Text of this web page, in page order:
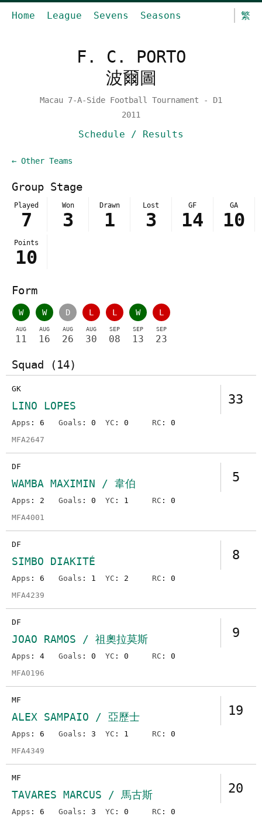
Home League Sevens Seasons 繁
F. C. PORTO
波爾圖
Macau 7-A-Side Football Tournament - D1
2011
Schedule / Results
← Other Teams
Group Stage
Played
7
Won
3
Drawn
1
Lost
3
GF
14
GA
10
Points
10
Form
W
AUG
11
W
AUG
16
D
AUG
26
L
AUG
30
L
SEP
08
W
SEP
13
L
SEP
23
Squad (14)
33
GK
LINO LOPES
Apps : 6 Goals : 0 YC : 0 RC : 0
MFA2647
5
DF
WAMBA MAXIMIN / 韋伯
Apps : 2 Goals : 0 YC : 1 RC : 0
MFA4001
8
DF
SIMBO DIAKITÉ
Apps : 6 Goals : 1 YC : 2 RC : 0
MFA4239
9
DF
JOAO RAMOS / 祖奧拉莫斯
Apps : 4 Goals : 0 YC : 0 RC : 0
MFA0196
19
MF
ALEX SAMPAIO / 亞歷士
Apps : 6 Goals : 3 YC : 1 RC : 0
MFA4349
20
MF
TAVARES MARCUS / 馬古斯
Apps : 6 Goals : 3 YC : 0 RC : 0